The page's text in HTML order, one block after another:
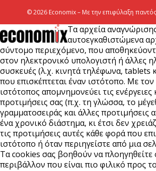
© 2026 Economix – Με την επιφύλαξη
Τα αρχεία
αυτοεγκαθιστώμενα
σύντομο περιεχόμενο, που
στον ηλεκτρονικό υπολογιστή ή άλλες
συσκευές (λ.χ. κινητά τηλέφωνα, tablets
που επισκέπτεται έναν ιστότοπο. Με
ιστότοπος απομνημονεύει τις ενέργειες
προτιμήσεις σας (π.χ. τη γλώσσα, το
γραμματοσειράς και άλλες προτιμήσεις
ένα χρονικό διάστημα, κι έτσι δεν
τις προτιμήσεις αυτές κάθε φορά που
ιστότοπο ή όταν περιηγείστε από μια
Τα cookies σας βοηθούν να πλοηγηθείτε
περιβάλλον που είναι πιο φιλικό προς